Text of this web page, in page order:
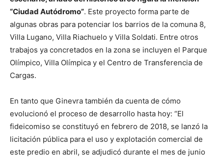
“Ciudad Autódromo”. Este proyecto forma parte de
algunas obras para potenciar los barrios de la comuna 8,
Villa Lugano, Villa Riachuelo y Villa Soldati. Entre otros
trabajos ya concretados en la zona se incluyen el Parque
Olímpico, Villa Olímpica y el Centro de Transferencia de
Cargas.
En tanto que Ginevra también da cuenta de cómo
evolucionó el proceso de desarrollo hasta hoy: “El
fideicomiso se constituyó en febrero de 2018, se lanzó la
licitación pública para el uso y explotación comercial de
este predio en abril, se adjudicó durante el mes de junio